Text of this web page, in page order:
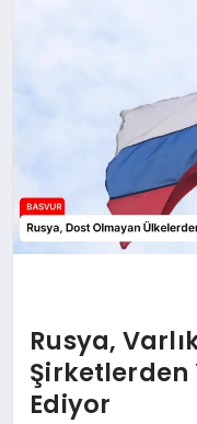
Rusya,
Şirketlerden
Ediyor